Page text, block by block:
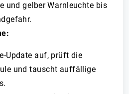
und gelber Warnleuchte bis
Update auf, prüft die
und tauscht auffällige